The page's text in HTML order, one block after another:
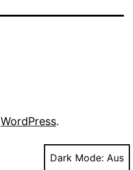
WordPress.
Dark Mode: